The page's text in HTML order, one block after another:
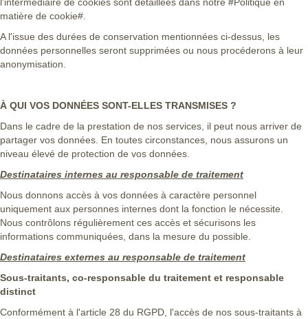
l'intermédiaire de cookies sont détaillées dans notre #Politique en
matière de cookie#.
A l'issue des durées de conservation mentionnées ci-dessus, les
données personnelles seront supprimées ou nous procéderons à leur
anonymisation.
À QUI VOS DONNÉES SONT-ELLES TRANSMISES ?
Dans le cadre de la prestation de nos services, il peut nous arriver de
partager vos données. En toutes circonstances, nous assurons un
niveau élevé de protection de vos données.
Destinataires internes au responsable de traitement
Nous donnons accès à vos données à caractère personnel
uniquement aux personnes internes dont la fonction le nécessite.
Nous contrôlons régulièrement ces accès et sécurisons les
informations communiquées, dans la mesure du possible.
Destinataires externes au responsable de traitement
Sous-traitants, co-responsable du traitement et responsable
distinct
Conformément à l'article 28 du RGPD, l'accès de nos sous-traitants à